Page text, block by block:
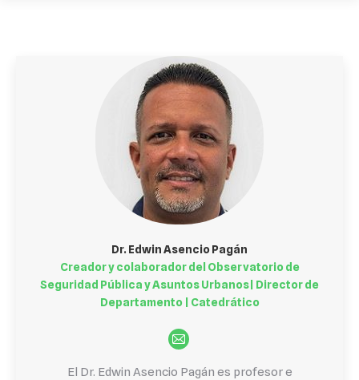
Dr. Edwin Asencio Pagán
Creador y colaborador del Observatorio de
Seguridad Pública y Asuntos Urbanos| Director de
Departamento | Catedrático
El Dr. Edwin Asencio Pagán es profesor e
E-
mail